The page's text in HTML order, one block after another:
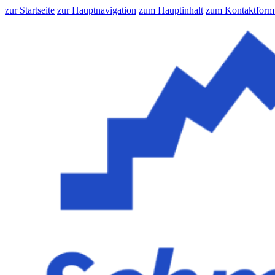
zur Startseite zur Hauptnavigation zum Hauptinhalt zum